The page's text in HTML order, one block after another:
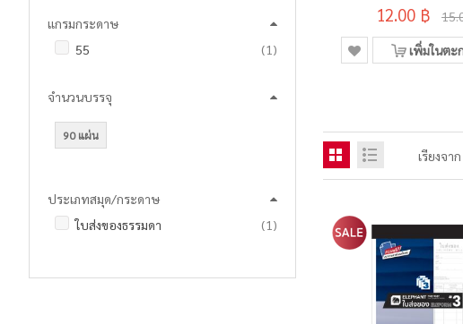
12.00 ฿
เพิ่มในตะ
เรียงจาก
แกรมกระดาษ
55
1 ชิ้น
จำนวนบรรจุ
90 แผ่น
ประเภทสมุด/กระดาษ
ใบส่งของธรรมดา
1 ชิ้น